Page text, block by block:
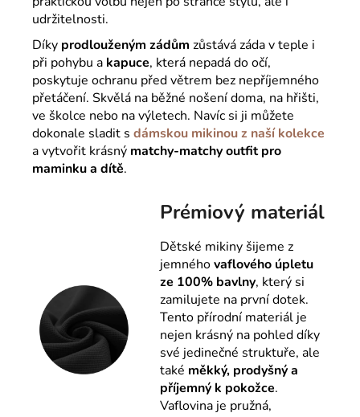
udržitelnosti.
Díky prodlouženým zádům zůstává záda v teple i
při pohybu a kapuce, která nepadá do očí,
poskytuje ochranu před větrem bez nepříjemného
přetáčení. Skvělá na běžné nošení doma, na hřišti,
ve školce nebo na výletech. Navíc si ji můžete
dokonale sladit s dámskou mikinou z naší kolekce
a vytvořit krásný matchy-matchy outfit pro
maminku a dítě.
Prémiový materiál
Dětské mikiny šijeme z
jemnéhovaflového úpletu
ze 100% bavlny, který si
zamilujete na první dotek.
Tento přírodní materiál je
nejen krásný na pohled díky
své jedinečné struktuře, ale
také měkký, prodyšný a
příjemný k pokožce.
Vaflovina je pružná,